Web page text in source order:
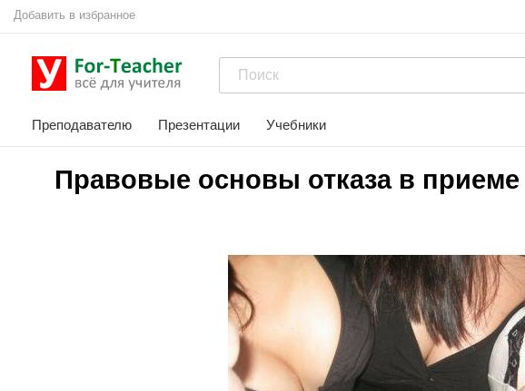
Добавить в избранное
Преподавателю Презентации Учебники
Правовые основы отказа в приеме